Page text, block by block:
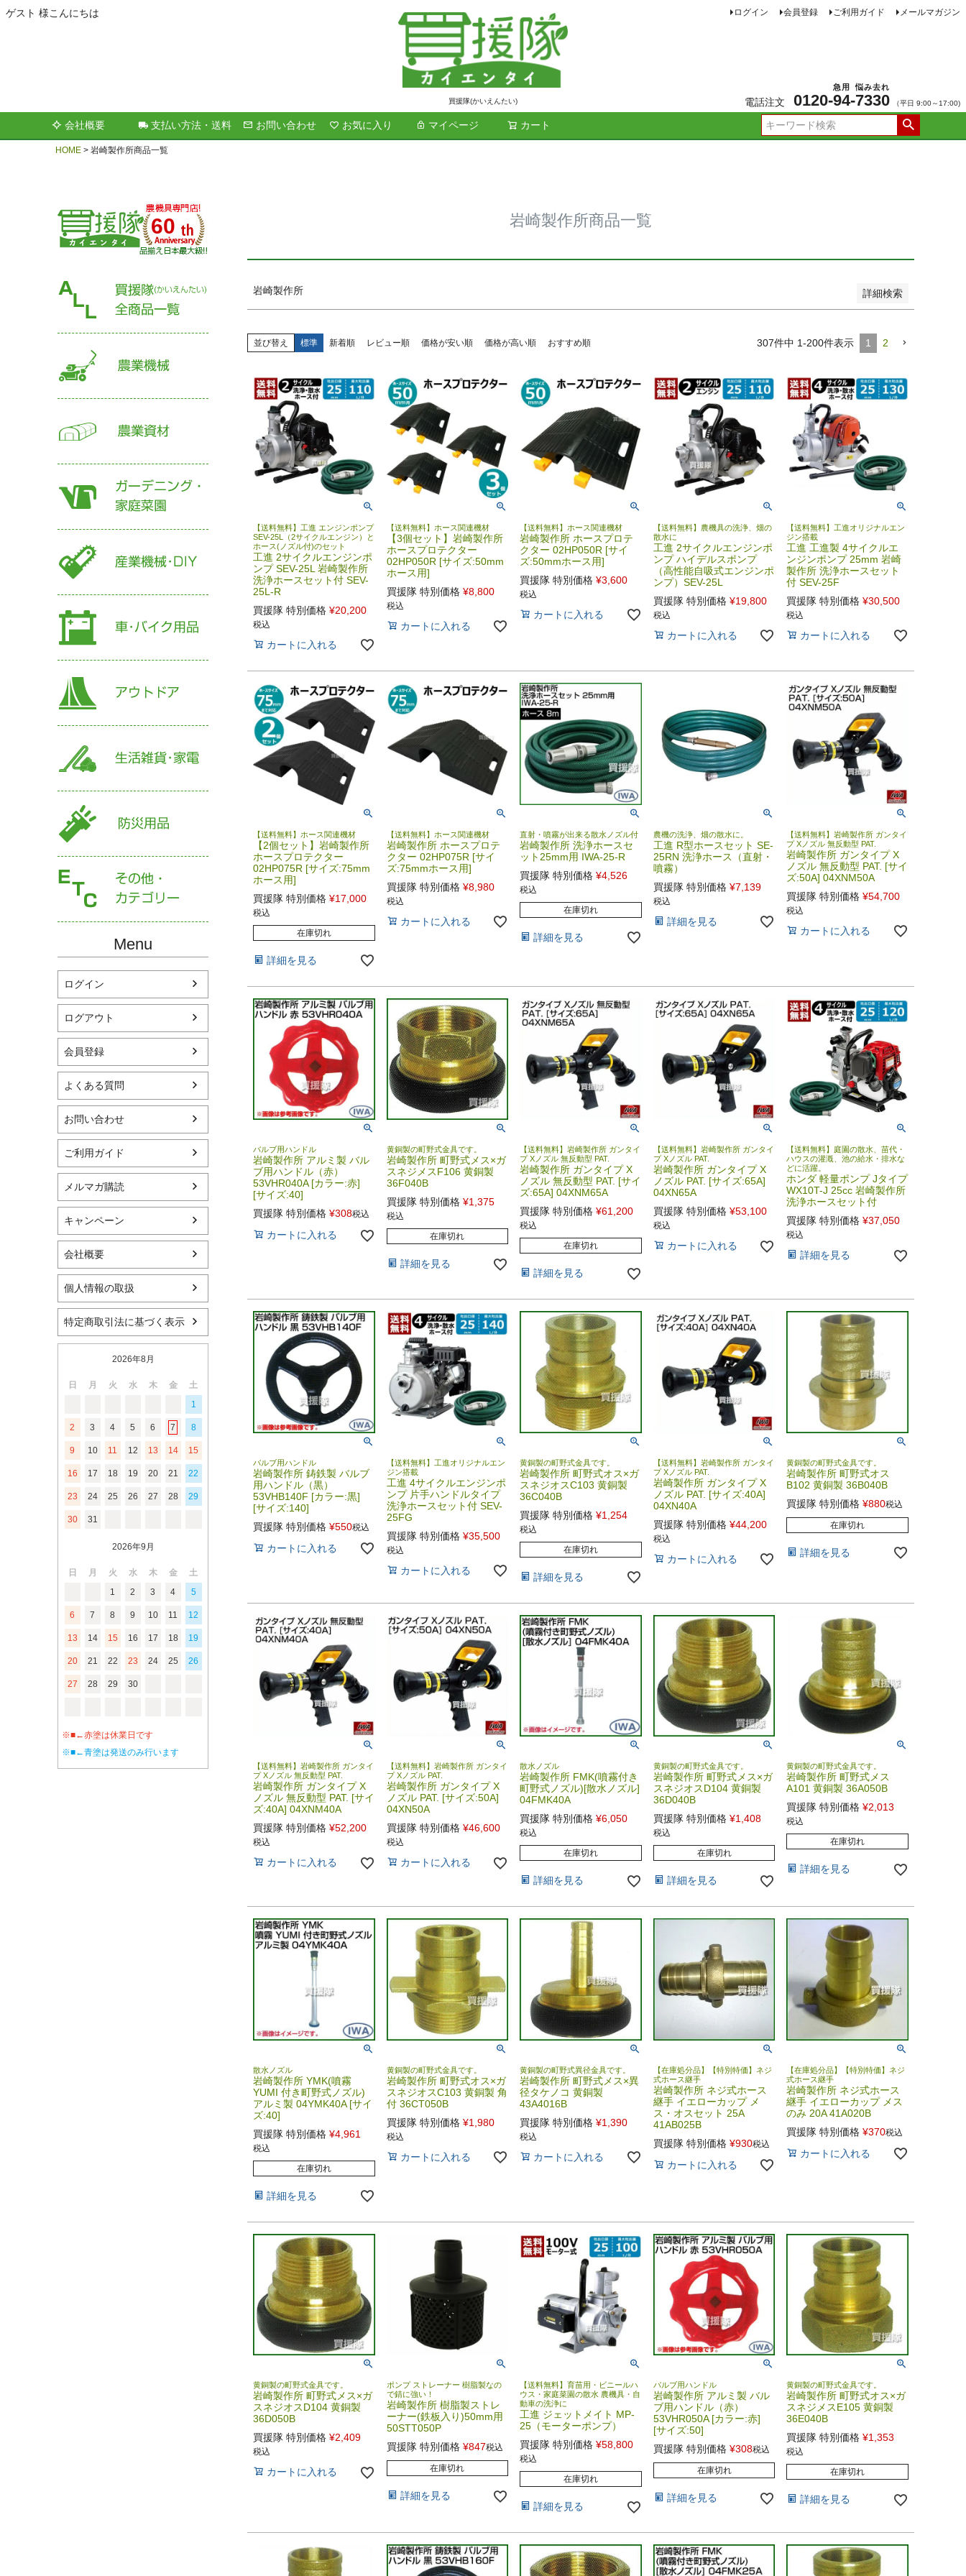
ゲスト 様こんにちは
買援隊(かいえんたい)
ログイン 会員登録 ご利用ガイド メールマガジン
電話注文 0120-94
急用
-7330
悩み去れ
（平日 9:00～17:00)
会社概要 支払い方法・送料 お問い合わせ お気に入り マイページ カート
検索
HOME 岩崎製作所商品一覧
60
Menu
ログイン
ログアウト
会員登録
よくある質問
お問い合わせ
ご利用ガイド
メルマガ購読
キャンペーン
会社概要
個人情報の取扱
特定商取引法に基づく表示
2026年8月
日 月 火 水 木 金
土
1
2 3 4 5 6 7 8
9 10 11 12 13 14 15
16 17 18 19 20 21 22
23 24 25 26 27 28 29
30 31
2026年9月
日 月 火 水 木 金
土
1
2 3 4 5
6 7 8 9 10 11 12
13 14 15 16 17 18 19
20 21 22 23 24 25 26
27 28 29 30
※■←赤塗は休業日です
※■←青塗は発送のみ行います
岩崎製作所商品一覧
岩崎製作所 詳細検索
価格
レビュー順
検索
並び替え 標準 新着順 レビュー順 価格が安い順 価格が高い順 おすすめ順 307件中 1-200件表示 1 2
【送料無料】工進 エンジンポンプ
SEV-25L（2サイクルエンジン）と
ホース(ノズル付)のセット
工進 2サイクルエンジンポ
ンプ SEV-25L 岩崎製作所
洗浄ホースセット付 SEV-
25L-R
買援隊 特別価格 ¥20,200
税込
カートに入れる
【送料無料】ホース関連機材
【3個セット】岩崎製作所
ホースプロテクター
02HP050R [サイズ:50mm
ホース用]
買援隊 特別価格 ¥8,800
税込
カートに入れる
【送料無料】ホース関連機材
岩崎製作所 ホースプロテ
クター 02HP050R [サイ
ズ:50mmホース用]
買援隊 特別価格 ¥3,600
税込
カートに入れる
【送料無料】農機具の洗浄、畑の
散水に
工進 2サイクルエンジンポ
ンプ ハイデルスポンプ
（高性能自吸式エンジンポ
ンプ）SEV-25L
買援隊 特別価格 ¥19,800
税込
カートに入れる
【送料無料】工進オリジナルエン
ジン搭載
工進 工進製 4サイクルエ
ンジンポンプ 25mm 岩崎
製作所 洗浄ホースセット
付 SEV-25F
買援隊 特別価格 ¥30,500
税込
カートに入れる
【送料無料】ホース関連機材
【2個セット】岩崎製作所
ホースプロテクター
02HP075R [サイズ:75mm
ホース用]
買援隊 特別価格 ¥17,000
税込
在庫切れ
詳細を見る
【送料無料】ホース関連機材
岩崎製作所 ホースプロテ
クター 02HP075R [サイ
ズ:75mmホース用]
買援隊 特別価格 ¥8,980
税込
カートに入れる
直射・噴霧が出来る散水ノズル付
岩崎製作所 洗浄ホースセ
ット25mm用 IWA-25-R
買援隊 特別価格 ¥4,526
税込
在庫切れ
詳細を見る
農機の洗浄、畑の散水に。
工進 R型ホースセット SE-
25RN 洗浄ホース（直射・
噴霧）
買援隊 特別価格 ¥7,139
税込
詳細を見る
【送料無料】岩崎製作所 ガンタイ
プ Xノズル 無反動型 PAT.
岩崎製作所 ガンタイプ X
ノズル 無反動型 PAT. [サイ
ズ:50A] 04XNM50A
買援隊 特別価格 ¥54,700
税込
カートに入れる
バルブ用ハンドル
岩崎製作所 アルミ製 バル
ブ用ハンドル（赤）
53VHR040A [カラー:赤]
[サイズ:40]
買援隊 特別価格 ¥308税込
カートに入れる
黄銅製の町野式金具です。
岩崎製作所 町野式メス×ガ
スネジメスF106 黄銅製
36F040B
買援隊 特別価格 ¥1,375
税込
在庫切れ
詳細を見る
【送料無料】岩崎製作所 ガンタイ
プ Xノズル 無反動型 PAT.
岩崎製作所 ガンタイプ X
ノズル 無反動型 PAT. [サイ
ズ:65A] 04XNM65A
買援隊 特別価格 ¥61,200
税込
在庫切れ
詳細を見る
【送料無料】岩崎製作所 ガンタイ
プ Xノズル PAT.
岩崎製作所 ガンタイプ X
ノズル PAT. [サイズ:65A]
04XN65A
買援隊 特別価格 ¥53,100
税込
カートに入れる
【送料無料】庭園の散水、苗代・
ハウスの灌漑、池の給水・排水な
どに活躍。
ホンダ 軽量ポンプ Jタイプ
WX10T-J 25cc 岩崎製作所
洗浄ホースセット付
買援隊 特別価格 ¥37,050
税込
詳細を見る
バルブ用ハンドル
岩崎製作所 鋳鉄製 バルブ
用ハンドル（黒）
53VHB140F [カラー:黒]
[サイズ:140]
買援隊 特別価格 ¥550税込
カートに入れる
【送料無料】工進オリジナルエン
ジン搭載
工進 4サイクルエンジンポ
ンプ 片手ハンドルタイプ
洗浄ホースセット付 SEV-
25FG
買援隊 特別価格 ¥35,500
税込
カートに入れる
黄銅製の町野式金具です。
岩崎製作所 町野式オス×ガ
スネジオスC103 黄銅製
36C040B
買援隊 特別価格 ¥1,254
税込
在庫切れ
詳細を見る
【送料無料】岩崎製作所 ガンタイ
プ Xノズル PAT.
岩崎製作所 ガンタイプ X
ノズル PAT. [サイズ:40A]
04XN40A
買援隊 特別価格 ¥44,200
税込
カートに入れる
黄銅製の町野式金具です。
岩崎製作所 町野式オス
B102 黄銅製 36B040B
買援隊 特別価格 ¥880税込
在庫切れ
詳細を見る
【送料無料】岩崎製作所 ガンタイ
プ Xノズル 無反動型 PAT.
岩崎製作所 ガンタイプ X
ノズル 無反動型 PAT. [サイ
ズ:40A] 04XNM40A
買援隊 特別価格 ¥52,200
税込
カートに入れる
【送料無料】岩崎製作所 ガンタイ
プ Xノズル PAT.
岩崎製作所 ガンタイプ X
ノズル PAT. [サイズ:50A]
04XN50A
買援隊 特別価格 ¥46,600
税込
カートに入れる
散水ノズル
岩崎製作所 FMK(噴霧付き
町野式ノズル)[散水ノズル]
04FMK40A
買援隊 特別価格 ¥6,050
税込
在庫切れ
詳細を見る
黄銅製の町野式金具です。
岩崎製作所 町野式メス×ガ
スネジオスD104 黄銅製
36D040B
買援隊 特別価格 ¥1,408
税込
在庫切れ
詳細を見る
黄銅製の町野式金具です。
岩崎製作所 町野式メス
A101 黄銅製 36A050B
買援隊 特別価格 ¥2,013
税込
在庫切れ
詳細を見る
散水ノズル
岩崎製作所 YMK(噴霧
YUMI 付き町野式ノズル)
アルミ製 04YMK40A [サイ
ズ:40]
買援隊 特別価格 ¥4,961
税込
在庫切れ
詳細を見る
黄銅製の町野式金具です。
岩崎製作所 町野式オス×ガ
スネジオスC103 黄銅製 角
付 36CT050B
買援隊 特別価格 ¥1,980
税込
カートに入れる
黄銅製の町野式異径金具です。
岩崎製作所 町野式メス×異
径タケノコ 黄銅製
43A4016B
買援隊 特別価格 ¥1,390
税込
カートに入れる
【在庫処分品】【特別特価】ネジ
式ホース継手
岩崎製作所 ネジ式ホース
継手 イエローカップ メ
ス・オスセット 25A
41AB025B
買援隊 特別価格 ¥930税込
カートに入れる
【在庫処分品】【特別特価】ネジ
式ホース継手
岩崎製作所 ネジ式ホース
継手 イエローカップ メス
のみ 20A 41A020B
買援隊 特別価格 ¥370税込
カートに入れる
黄銅製の町野式金具です。
岩崎製作所 町野式メス×ガ
スネジオスD104 黄銅製
36D050B
買援隊 特別価格 ¥2,409
税込
カートに入れる
ポンプ ストレーナー 樹脂製なの
で錆に強い！
岩崎製作所 樹脂製ストレ
ーナー(鉄板入り)50mm用
50STT050P
買援隊 特別価格 ¥847税込
在庫切れ
詳細を見る
【送料無料】育苗用・ビニールハ
ウス・家庭菜園の散水 農機具・自
動車の洗浄に
工進 ジェットメイト MP-
25（モーターポンプ）
買援隊 特別価格 ¥58,800
税込
在庫切れ
詳細を見る
バルブ用ハンドル
岩崎製作所 アルミ製 バル
ブ用ハンドル（赤）
53VHR050A [カラー:赤]
[サイズ:50]
買援隊 特別価格 ¥308税込
在庫切れ
詳細を見る
黄銅製の町野式金具です。
岩崎製作所 町野式オス×ガ
スネジメスE105 黄銅製
36E040B
買援隊 特別価格 ¥1,353
税込
在庫切れ
詳細を見る